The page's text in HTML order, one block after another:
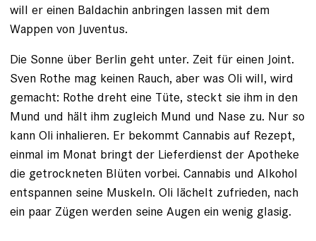
will er einen Baldachin anbringen lassen mit dem
Wappen von Juventus.
Die Sonne über Berlin geht unter. Zeit für einen Joint.
Sven Rothe mag keinen Rauch, aber was Oli will, wird
gemacht: Rothe dreht eine Tüte, steckt sie ihm in den
Mund und hält ihm zugleich Mund und Nase zu. Nur so
kann Oli inhalieren. Er bekommt Cannabis auf Rezept,
einmal im Monat bringt der Lieferdienst der Apotheke
die getrockneten Blüten vorbei. Cannabis und Alkohol
entspannen ­seine Muskeln. Oli lächelt zufrieden, nach
ein paar Zügen werden seine ­Augen ein wenig glasig.